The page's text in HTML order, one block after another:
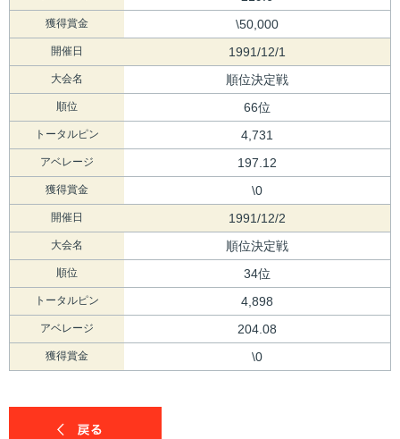
獲得賞金 \50,000
開催日 1991/12/1
大会名 順位決定戦
順位 66位
トータルピン 4,731
アベレージ 197.12
獲得賞金 \0
開催日 1991/12/2
大会名 順位決定戦
順位 34位
トータルピン 4,898
アベレージ 204.08
獲得賞金 \0